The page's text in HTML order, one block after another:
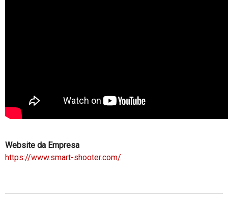
Website da Empresa
https://www.smart-shooter.com/